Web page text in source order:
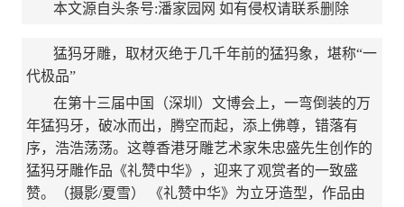
本文源自头条号:潘家园网 如有侵权请联系删除
猛犸牙雕，取材灭绝于几千年前的猛犸象，堪称“一
代极品”
在第十三届中国（深圳）文博会上，一弯倒装的万
年猛犸牙，破冰而出，腾空而起，添上佛尊，错落有
序，浩浩荡荡。这尊香港牙雕艺术家朱忠盛先生创作的
猛犸牙雕作品《礼赞中华》，迎来了观赏者的一致盛
赞。（摄影/夏雪） 《礼赞中华》为立牙造型，作品由